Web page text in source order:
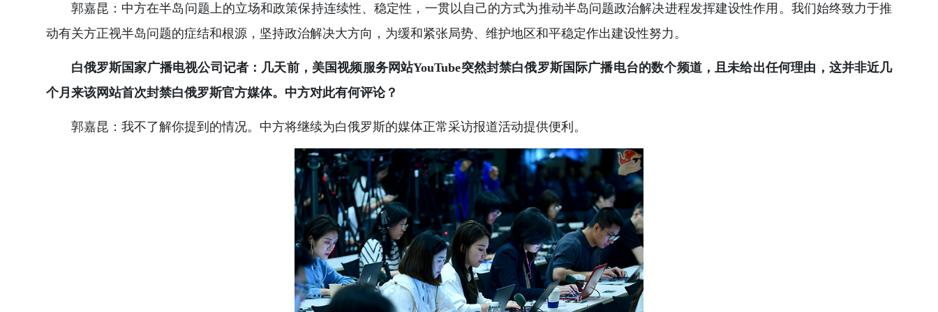
郭嘉昆：中方在半岛问题上的立场和政策保持连续性、稳定性，一贯以自己的方式为推动半岛问题政治解决进程发挥建设性作用。我们始终致力于推
动有关方正视半岛问题的症结和根源，坚持政治解决大方向，为缓和紧张局势、维护地区和平稳定作出建设性努力。
白俄罗斯国家广播电视公司记者：几天前，美国视频服务网站YouTube突然封禁白俄罗斯国际广播电台的数个频道，且未给出任何理由，这并非近几
个月来该网站首次封禁白俄罗斯官方媒体。中方对此有何评论？
郭嘉昆：我不了解你提到的情况。中方将继续为白俄罗斯的媒体正常采访报道活动提供便利。